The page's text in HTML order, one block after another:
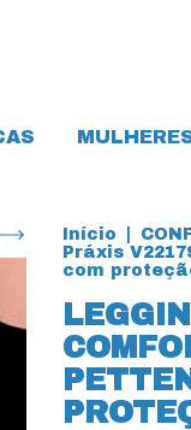
Início
Práxis
com